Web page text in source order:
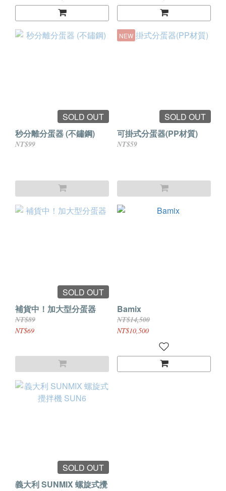
SOLD OUT
秒分離分蛋器 (不鏽鋼)
NT$99
NEW
SOLD OUT
可掛式分蛋器(PP材質)
NT$59
SOLD OUT
補貨中！加大型分蛋器
NT$89
NT$69
Bamix
NT$14,500
NT$10,500
SOLD OUT
義大利 SUNMIX 螺旋式攪